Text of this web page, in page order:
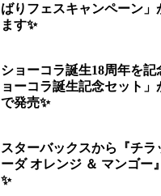
ばりフェスキャンペーン」
ます✨
ショーコラ誕生18周年を記
ョーコラ誕生記念セット」
で発売✨
スターバックスから『チラ
ーダ オレンジ ＆ マンゴー
✨